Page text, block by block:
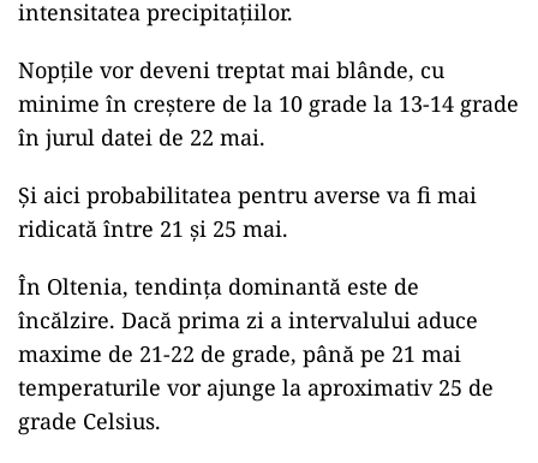
intensitatea precipitațiilor.
Nopțile vor deveni treptat mai blânde, cu
minime în creștere de la 10 grade la 13-14 grade
în jurul datei de 22 mai.
Și aici probabilitatea pentru averse va fi mai
ridicată între 21 și 25 mai.
În Oltenia, tendința dominantă este de
încălzire. Dacă prima zi a intervalului aduce
maxime de 21-22 de grade, până pe 21 mai
temperaturile vor ajunge la aproximativ 25 de
grade Celsius.